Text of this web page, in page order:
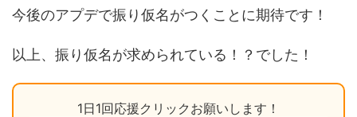
今後のアプデで振り仮名がつくことに期待です！
以上、振り仮名が求められている！？でした！
1日1回応援クリックお願いします！